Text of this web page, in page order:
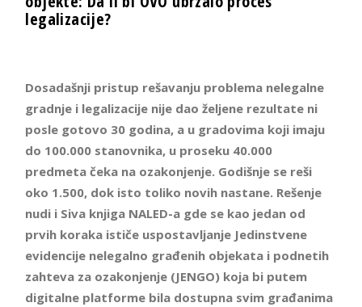
legalizacije?
Dosadašnji pristup rešavanju problema nelegalne
gradnje i legalizacije nije dao željene rezultate ni
posle gotovo 30 godina, a u gradovima koji imaju
do 100.000 stanovnika, u proseku 40.000
predmeta čeka na ozakonjenje. Godišnje se reši
oko 1.500, dok isto toliko novih nastane. Rešenje
nudi i Siva knjiga NALED-a gde se kao jedan od
prvih koraka ističe uspostavljanje Jedinstvene
evidencije nelegalno građenih objekata i podnetih
zahteva za ozakonjenje (JENGO) koja bi putem
digitalne platforme bila dostupna svim građanima